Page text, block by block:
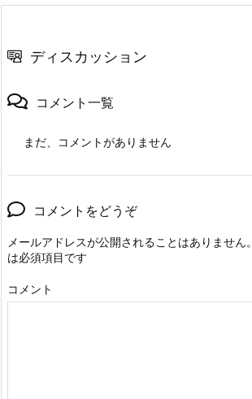
ディスカッション
コメント一覧
まだ、コメントがありません
コメントをどうぞ
メールアドレスが公開されることはありません。
は必須項目です
コメント